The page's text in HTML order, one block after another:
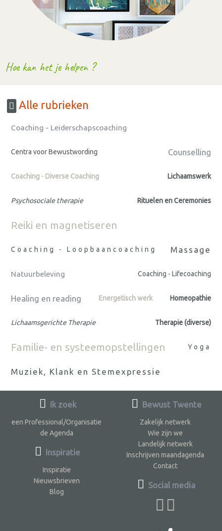
Hoe kan het je helpen ?
Alle rubrieken
Coaching - Leiderschapscoaching
Centra voor Bewustwording Counselling
Coaching - Diverse Coaching Lichaamswerk
Psychosociale therapie Rituelen en Ceremonies
Reiki en magnetiseren
Coaching - Loopbaancoaching Massage
Natuurbeleving Coaching - Lifecoaching
Healing en reading Energetisch werk Homeopathie
Lichaamsgerichte Therapie Therapie (diverse)
Familie- en systeemopstellingen Yoga
Muziek, Klank en Stemexpressie
Ik zoek
een Professional/Organisatie
de Agenda
Inspiratie
Inspiratie
Nieuwsbrieven
Blog
Bewust Twente
Zakelijk netwerk
Wie zijn we
Landelijk netwerk
Inschrijven maandagenda
Contact
Social media